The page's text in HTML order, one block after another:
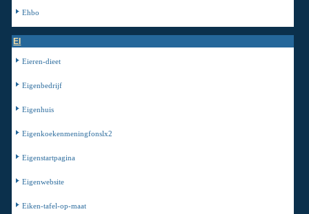
Ehbo
EI
Eieren-dieet
Eigenbedrijf
Eigenhuis
Eigenkoekenmeningfonslx2
Eigenstartpagina
Eigenwebsite
Eiken-tafel-op-maat